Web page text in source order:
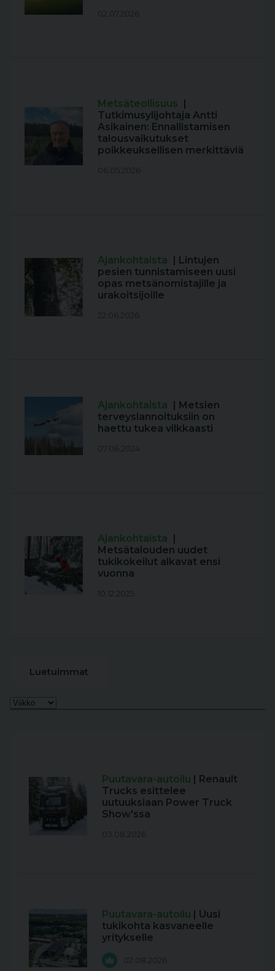
02.07.2026
Metsäteollisuus |
Tutkimusylijohtaja Antti
Asikainen: Ennallistamisen
talousvaikutukset
poikkeuksellisen merkittäviä
06.05.2026
Ajankohtaista | Lintujen
pesien tunnistamiseen uusi
opas metsänomistajille ja
urakoitsijoille
22.06.2026
Ajankohtaista | Metsien
terveyslannoituksiin on
haettu tukea vilkkaasti
07.06.2024
Ajankohtaista |
Metsätalouden uudet
tukikokeilut alkavat ensi
vuonna
10.12.2025
Luetuimmat
Puutavara-autoilu | Renault
Trucks esittelee
uutuuksiaan Power Truck
Show'ssa
03.08.2026
Puutavara-autoilu | Uusi
tukikohta kasvaneelle
yritykselle
02.08.2026